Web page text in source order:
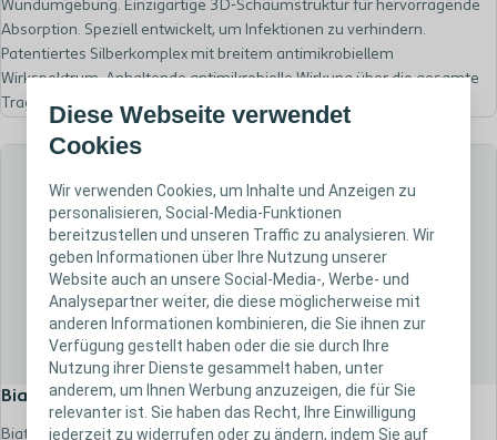
Diese Webseite verwendet
Cookies
Wir verwenden Cookies, um Inhalte und Anzeigen zu
personalisieren, Social-Media-Funktionen
bereitzustellen und unseren Traffic zu analysieren. Wir
geben Informationen über Ihre Nutzung unserer
Website auch an unsere Social-Media-, Werbe- und
Analysepartner weiter, die diese möglicherweise mit
anderen Informationen kombinieren, die Sie ihnen zur
Verfügung gestellt haben oder die sie durch Ihre
Nutzung ihrer Dienste gesammelt haben, unter
anderem, um Ihnen Werbung anzuzeigen, die für Sie
relevanter ist. Sie haben das Recht, Ihre Einwilligung
jederzeit zu widerrufen oder zu ändern, indem Sie auf
Wundumgebung. Einzigartige 3D-Schaumstruktur für hervorragende
Absorption. Speziell entwickelt, um Infektionen zu verhindern.
Patentiertes Silberkomplex mit breitem antimikrobiellem
Wirkspektrum. Anhaltende antimikrobielle Wirkung über die gesamte
Tragedauer.
Biatain® Ibu sanft-haftend/Soft-Hold
Biatain® Ibu sanft-haftend – Hervorragende Absorption für die